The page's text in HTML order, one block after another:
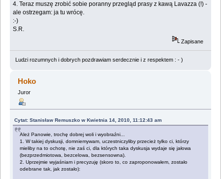
4. Teraz muszę zrobić sobie poranny przegląd prasy z kawą Lavazza (!) -
ale ostrzegam: ja tu wrócę.
:-)
S.R.
Zapisane
Ludzi rozumnych i dobrych pozdrawiam serdecznie i z respektem : - )
Hoko
Juror
Cytat: Stanisław Remuszko w Kwietnia 14, 2010, 11:12:43 am
Ależ Panowie, trochę dobrej woli i wyobraźni...
1. W takiej dyskusji, domniemywam, uczestniczyliby przecież tylko ci, którzy
mieliby na to ochotę, nie zaś ci, dla których taka dyskusja wydaje się jałowa
(bezprzedmiotowa, bezcelowa, bezsensowna).
2. Uprzejmie wyjaśniam i precyzuję (skoro to, co zaproponowałem, zostało
odebrane tak, jak zostało):